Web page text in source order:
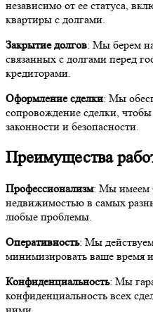
независимо от ее статуса,
квартиры с долгами.
Закрытие долгов: Мы берем
связанных с долгами перед
кредиторами.
Оформление сделки: Мы
сопровождение сделки,
законности и безопасности.
Преимущества
Профессионализм: Мы имеем
недвижимостью в самых
любые проблемы.
Оперативность: Мы
минимизировать ваше время
Конфиденциальность: Мы
конфиденциальность всех
ними.